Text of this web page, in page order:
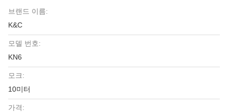
브랜드 이름:
K&C
모델 번호:
KN6
모크:
10미터
가격: